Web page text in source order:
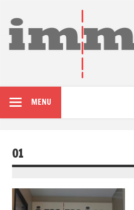
MENU
01